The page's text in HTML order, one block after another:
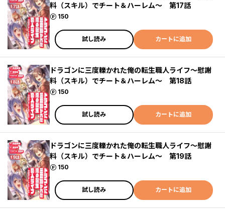
料（スキル）でチート＆ハーレム～ 第17話
150
ポイント
試し読み カートに追加
ドラゴンに三度轢かれた俺の転生職人ライフ～慰謝
料（スキル）でチート＆ハーレム～ 第18話
150
ポイント
試し読み カートに追加
ドラゴンに三度轢かれた俺の転生職人ライフ～慰謝
料（スキル）でチート＆ハーレム～ 第19話
150
ポイント
試し読み カートに追加